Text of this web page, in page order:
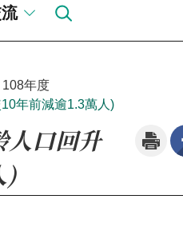
108年度
年前減逾1.3萬人)
人口回升
)